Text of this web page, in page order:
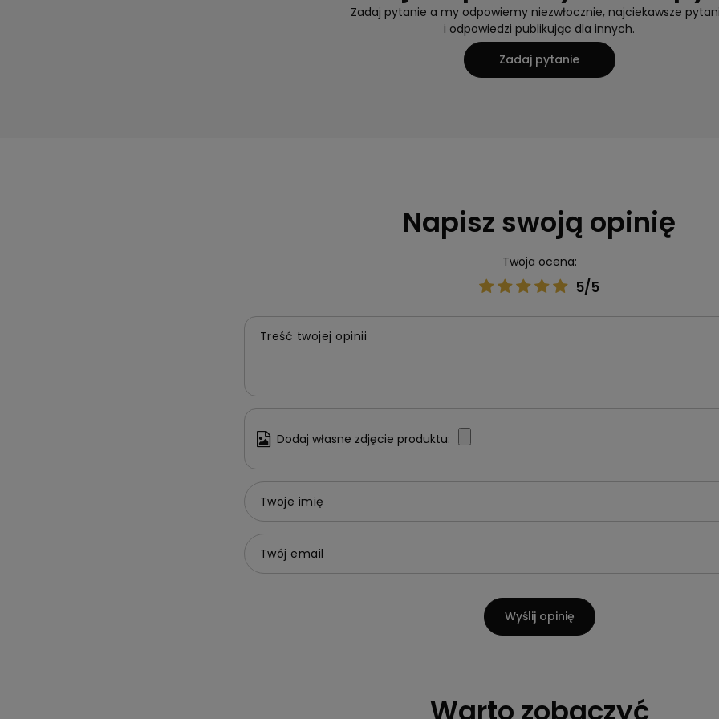
Zadaj pytanie a my odpowiemy niezwłocznie, najciekawsze
i odpowiedzi publikując dla innych.
Zadaj pytanie
Napisz swoją opinię
Twoja ocena:
5/5
Treść twojej opinii
Dodaj własne zdjęcie produktu:
Twoje imię
Twój email
Wyślij opinię
Warto zobaczyć